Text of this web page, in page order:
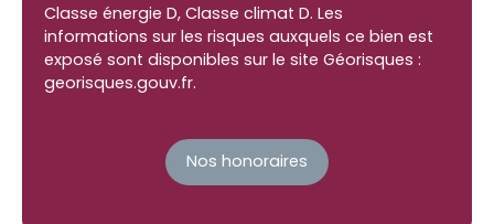
Classe énergie D, Classe climat D. Les
informations sur les risques auxquels ce bien est
exposé sont disponibles sur le site Géorisques :
georisques.gouv.fr.
Nos honoraires